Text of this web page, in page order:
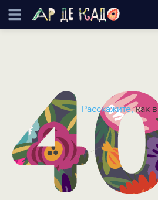
Расскажите,как